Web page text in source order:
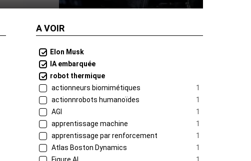
A VOIR
Elon Musk
IA embarquée
robot thermique
actionneurs biomimétiques
1
actionnrobots humanoïdes
1
AGI
1
apprentissage machine
1
apprentissage par renforcement
1
Atlas Boston Dynamics
1